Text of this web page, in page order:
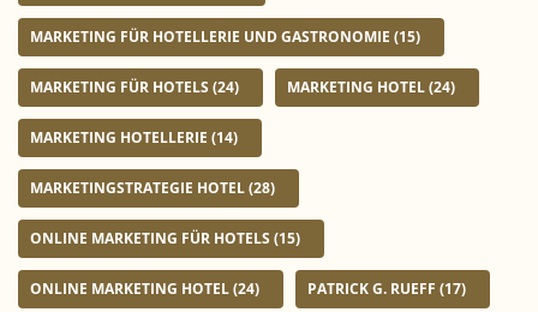
MARKETING FÜR HOTELLERIE UND GASTRONOMIE (15)
MARKETING FÜR HOTELS (24) MARKETING HOTEL(24)
MARKETING HOTELLERIE (14)
MARKETINGSTRATEGIE HOTEL(28)
ONLINE MARKETING FÜR HOTELS (15)
ONLINE MARKETING HOTEL(24) PATRICK G. RUEFF (17)